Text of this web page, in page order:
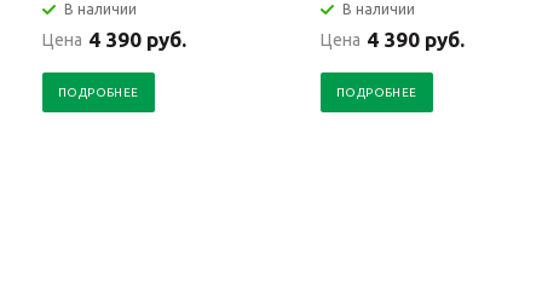
В наличии
Цена 4 390 руб.
ПОДРОБНЕЕ
В наличии
Цена 4 390 руб.
ПОДРОБНЕЕ